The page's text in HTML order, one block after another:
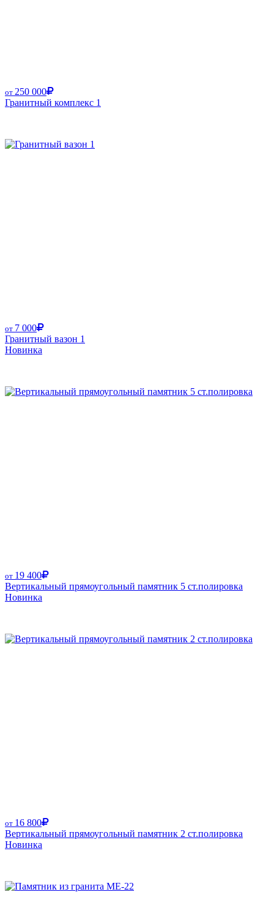
от 250 000
Гранитный комплекс 1
от 7 000
Гранитный вазон 1
Новинка
от 19 400
Вертикальный прямоугольный памятник 5 ст.полировка
Новинка
от 16 800
Вертикальный прямоугольный памятник 2 ст.полировка
Новинка